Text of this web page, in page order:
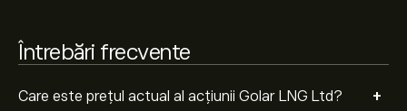
Întrebări frecvente
Care este prețul actual al acțiunii Golar LNG Ltd? +
moderată.